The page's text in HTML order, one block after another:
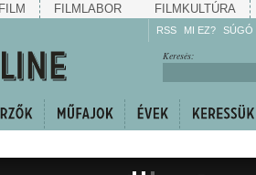
FILMLABOR FILMKULTÚRA
RSS MI EZ? SÚGÓ
Keresés: